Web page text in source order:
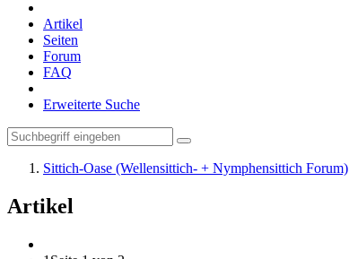
Artikel
Seiten
Forum
FAQ
Erweiterte Suche
Sittich-Oase (Wellensittich- + Nymphensittich Forum)
Artikel